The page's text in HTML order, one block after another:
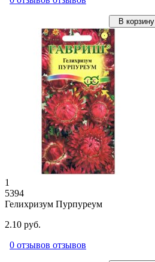
В корзину
1
5394
Гелихризум Пурпуреум
2.10 руб.
0 отзывов отзывов